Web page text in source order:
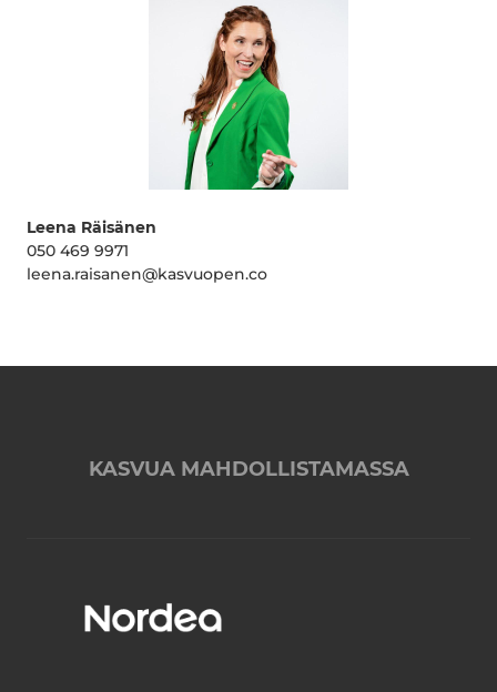
Leena Räisänen
050 469 9971
leena.raisanen@kasvuopen.co
KASVUA MAHDOLLISTAMASSA